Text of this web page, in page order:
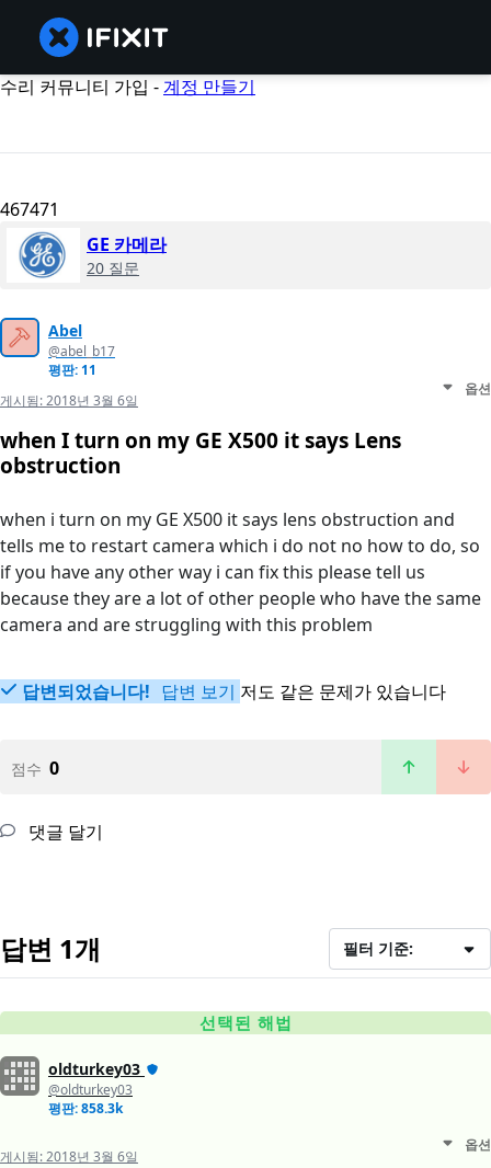
수리 커뮤니티 가입 -계정 만들기
467471
GE 카메라
20 질문
Abel
@abel_b17
평판: 11
게시됨:2018년 3월 6일
옵션
when I turn on my GE X500 it says Lens
obstruction
when i turn on my GE X500 it says lens obstruction and
tells me to restart camera which i do not no how to do, so
if you have any other way i can fix this please tell us
because they are a lot of other people who have the same
camera and are struggling with this problem
답변되었습니다! 답변 보기 저도 같은 문제가 있습니다
점수 0
댓글 달기
답변 1개 필터 기준:
선택된 해법
oldturkey03
@oldturkey03
평판: 858.3k
게시됨:2018년 3월 6일
옵션